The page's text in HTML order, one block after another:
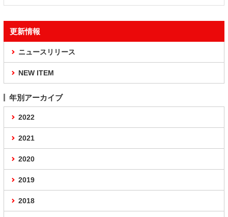
更新情報
ニュースリリース
NEW ITEM
年別アーカイブ
2022
2021
2020
2019
2018